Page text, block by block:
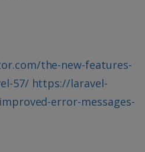
the-new-features-
57/ https://laravel-
error-messages-